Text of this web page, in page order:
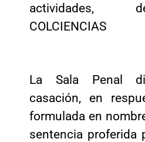
actividades,
COLCIENCIAS
La Sala Penal
casación, en
formulada en
sentencia proferida